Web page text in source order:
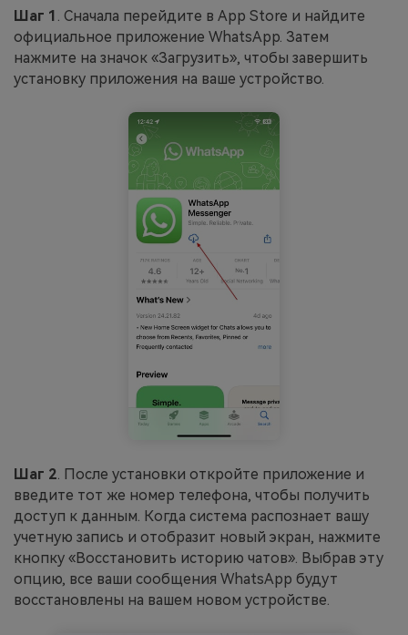
Шаг 1 . Сначала перейдите в App Store и найдите
официальное приложение WhatsApp. Затем
нажмите на значок «Загрузить», чтобы завершить
установку приложения на ваше устройство.
Шаг 2 . После установки откройте приложение и
введите тот же номер телефона, чтобы получить
доступ к данным. Когда система распознает вашу
учетную запись и отобразит новый экран, нажмите
кнопку «Восстановить историю чатов». Выбрав эту
опцию, все ваши сообщения WhatsApp будут
восстановлены на вашем новом устройстве.